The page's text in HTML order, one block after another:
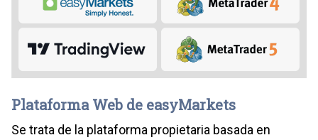
Plataforma Web de easyMarkets
Se trata de la plataforma propietaria basada en